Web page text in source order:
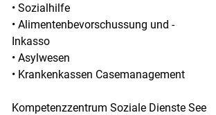
• Sozialhilfe
• Alimentenbevorschussung und -
Inkasso
• Asylwesen
• Krankenkassen Casemanagement
Kompetenzzentrum Soziale Dienste See